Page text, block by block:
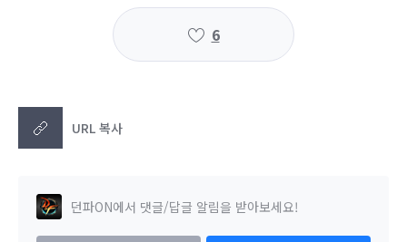
6
URL 복사
던파ON에서 댓글/답글 알림을 받아보세요!